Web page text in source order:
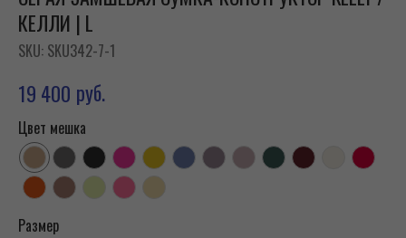
КЕЛЛИ | L
SKU: SKU342-7-1
19 400 руб.
Цвет мешка
Размер